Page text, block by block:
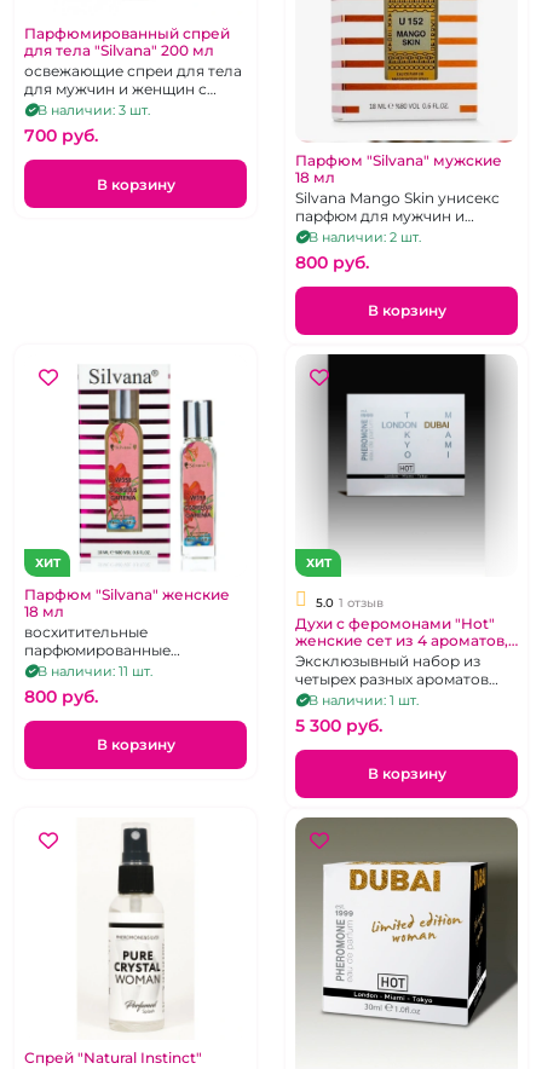
Парфюмированный спрей
для тела "Silvana" 200 мл
освежающие спреи для тела
для мужчин и женщин с
приятным ароматом в
ассортименте
В наличии: 3 шт.
700 pуб.
В корзину
Парфюм "Silvana" мужские
18 мл
Silvana Mango Skin унисекс
парфюм для мужчин и
женщин
В наличии: 2 шт.
800 pуб.
В корзину
ХИТ
Парфюм "Silvana" женские
18 мл
восхитительные
парфюмированные
композиции для
привлечения мужчин,
ароматы в ассортименте, 18
мл
В наличии: 11 шт.
800 pуб.
В корзину
ХИТ
5.0 1 отзыв
Духи с феромонами "Hot"
женские сет из 4 ароматов,
4х5 мл
Эксклюзывный набор из
четырех разных ароматов
небольшого размера.
Объем-5мл.
В наличии: 1 шт.
5 300 pуб.
В корзину
Спрей "Natural Instinct"